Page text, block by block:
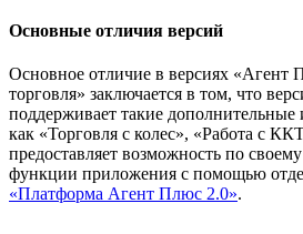
Основные отличия версий
Основное отличие в версиях «Агент
торговля» заключается в том, что
поддерживает такие дополнительные
как «Торговля с колес», «Работа с
предоставляет возможность по
функции приложения с помощью
«Платформа Агент Плюс 2.0».